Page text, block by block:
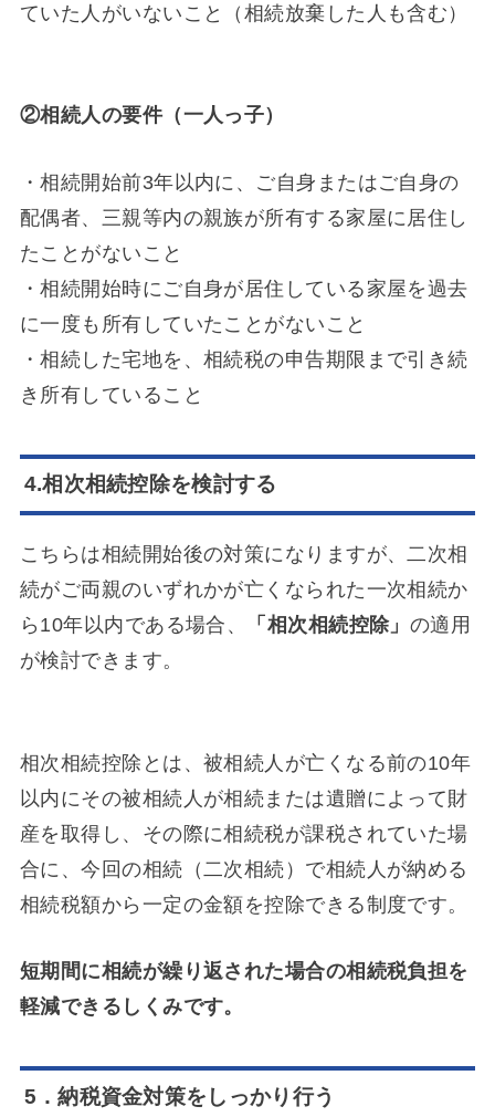
ていた人がいないこと（相続放棄した人も含む）
②相続人の要件（一人っ子）
・相続開始前3年以内に、ご自身またはご自身の
配偶者、三親等内の親族が所有する家屋に居住し
たことがないこと
・相続開始時にご自身が居住している家屋を過去
に一度も所有していたことがないこと
・相続した宅地を、相続税の申告期限まで引き続
き所有していること
4.相次相続控除を検討する
こちらは相続開始後の対策になりますが、二次相
続がご両親のいずれかが亡くなられた一次相続か
ら10年以内である場合、
「相次相続控除」 の適用
が検討できます。
相次相続控除とは、被相続人が亡くなる前の10年
以内にその被相続人が相続または遺贈によって財
産を取得し、その際に相続税が課税されていた場
合に、今回の相続（二次相続）で相続人が納める
相続税額から一定の金額を控除できる制度です。
短期間に相続が繰り返された場合の相続税負担を
軽減できるしくみです。
5．納税資金対策をしっかり行う